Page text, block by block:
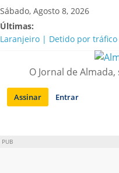
Saltar
para
conteúdo
Sábado, Agosto 8, 2026
Últimas:
Laranjeiro | Detido por
A “crise” da água em
Costa da Caparica | Polícia
irregularidades em
APA diz que falta de água
O Jornal de
Assinar Entrar
PUB